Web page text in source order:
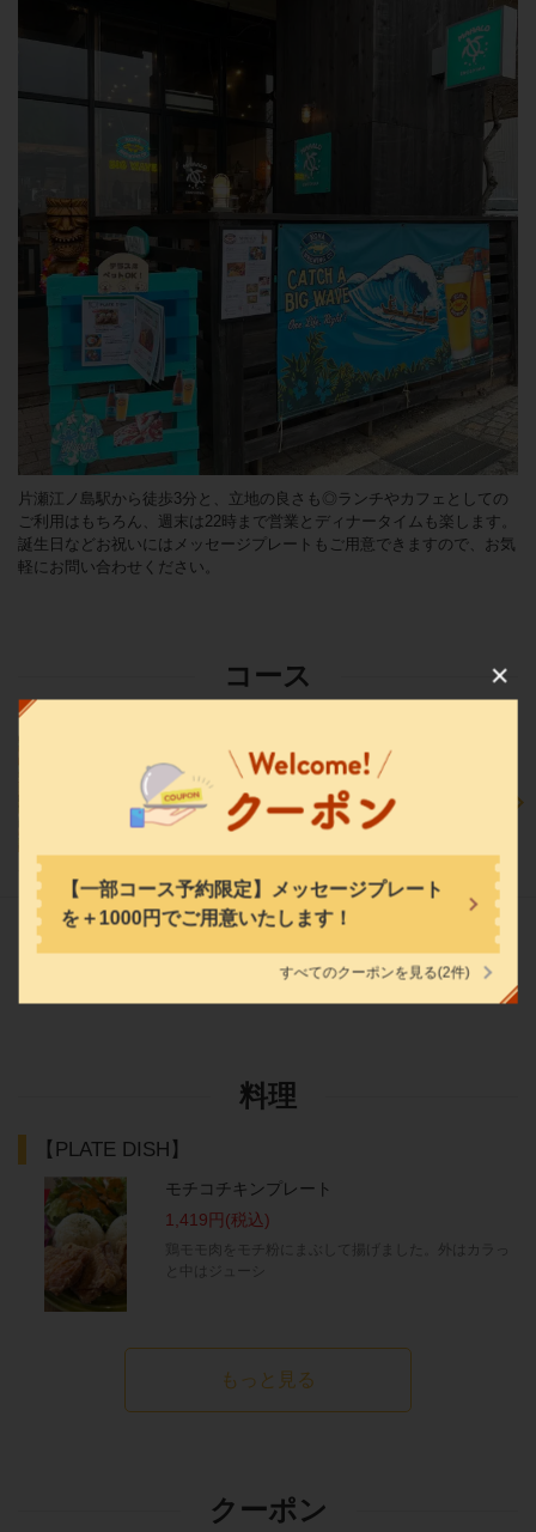
【一部コース予約限定】メッセージプレート
を＋1000円でご用意いたします！
すべてのクーポンを見る(2件)
片瀬江ノ島駅から徒歩3分と、立地の良さも◎ランチやカフェとしての
ご利用はもちろん、週末は22時まで営業とディナータイムも楽します。
誕生日などお祝いにはメッセージプレートもご用意できますので、お気
軽にお問い合わせください。
コース
品【歓送迎会、お祝いに】
8品 ～
3,500円 (税込)
+2000円(税込)で飲み放題/+2500円(税込)で生ビール付き飲み放題に変更可♪
(1)
料理
【PLATE DISH】
モチコチキンプレート
1,419円 (税込)
鶏モモ肉をモチ粉にまぶして揚げました。外はカラっ
と中はジューシ
もっと見る
クーポン
神奈川県藤沢市片瀬海岸１-12-7シルフィードタワー1F
https://mahaloenoshimaten.owst.jp/
お店情報をコピー